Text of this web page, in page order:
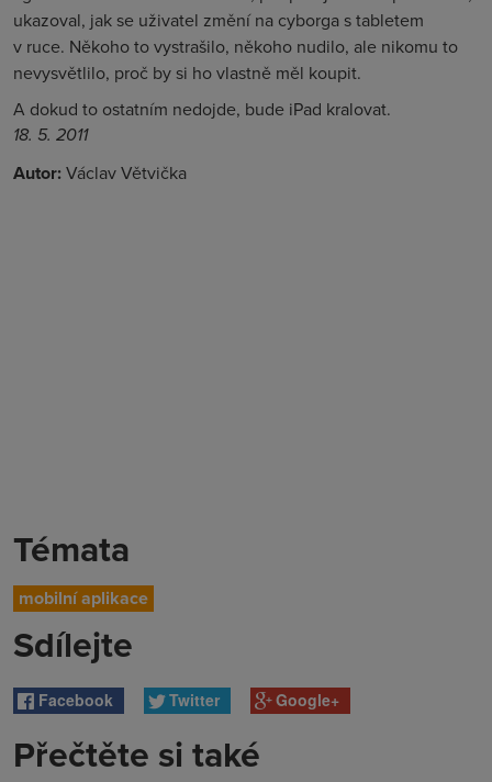
ukazoval, jak se uživatel změní na cyborga s tabletem
v ruce. Někoho to vystrašilo, někoho nudilo, ale nikomu to
nevysvětlilo, proč by si ho vlastně měl koupit.
A dokud to ostatním nedojde, bude iPad kralovat.
18. 5. 2011
Autor: Václav Větvička
Témata
mobilní aplikace
Sdílejte
Facebook Twitter Google+
Přečtěte si také